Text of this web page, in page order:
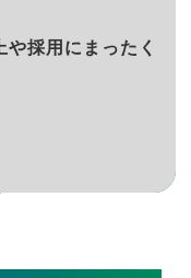
採用にまったく